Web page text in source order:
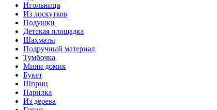
Игольница
Из лоскутков
Подушки
Детская площадка
Шахматы
Подручный материал
Тумбочка
Мини домик
Букет
Шприц
Парилка
Из дерева